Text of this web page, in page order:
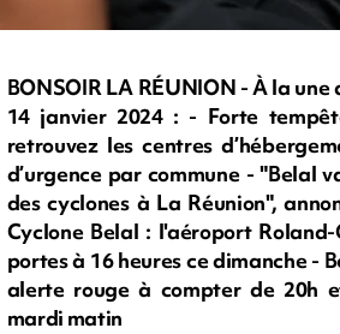
BONSOIR LA RÉUNION - À la une
14 janvier 2024 : - Forte
retrouvez les centres
d’urgence par commune - "Belal
des cyclones à La Réunion",
Cyclone Belal : l'aéroport
portes à 16 heures ce dimanche -
alerte rouge à compter de 20h
mardi matin